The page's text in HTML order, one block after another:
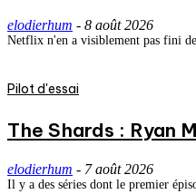
elodierhum - 8 août 2026
Netflix n'en a visiblement pas fini
Pilot d'essai
The Shards : Ryan
elodierhum - 7 août 2026
Il y a des séries dont le premier